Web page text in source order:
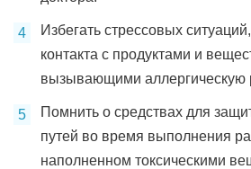
Избегать стрессовых
контакта с продуктами и
вызывающими аллергическую
Помнить о средствах для
путей во время выполнения
наполненном токсическими